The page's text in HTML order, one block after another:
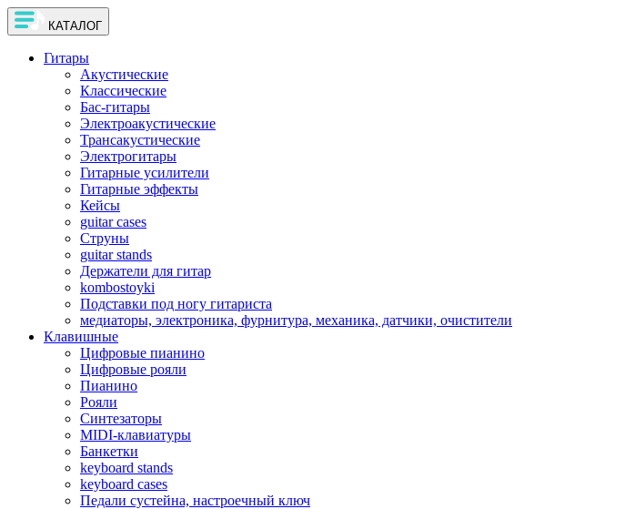
КАТАЛОГ
Гитары
Акустические
Классические
Бас-гитары
Электроакустические
Трансакустические
Электрогитары
Гитарные усилители
Гитарные эффекты
Кейсы
guitar cases
Струны
guitar stands
Держатели для гитар
kombostoyki
Подставки под ногу гитариста
медиаторы, электроника, фурнитура, механика, датчики, очистители
Клавишные
Цифровые пианино
Цифровые рояли
Пианино
Рояли
Синтезаторы
MIDI-клавиатуры
Банкетки
keyboard stands
keyboard cases
Педали сустейна, настроечный ключ